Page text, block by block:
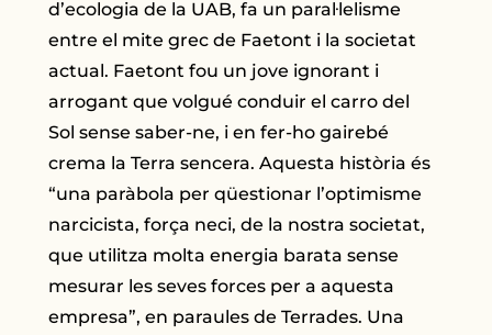
d’ecologia de la UAB, fa un paral·lelisme
entre el mite grec de Faetont i la societat
actual. Faetont fou un jove ignorant i
arrogant que volgué conduir el carro del
Sol sense saber-ne, i en fer-ho gairebé
crema la Terra sencera. Aquesta història és
“una paràbola per qüestionar l’optimisme
narcicista, força neci, de la nostra societat,
que utilitza molta energia barata sense
mesurar les seves forces per a aquesta
empresa”, en paraules de Terrades. Una